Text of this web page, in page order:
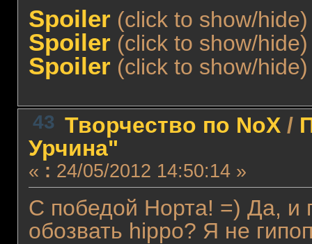
Spoiler (click to show/hide)
Spoiler (click to show/hide)
Spoiler (click to show/hide)
43 Творчество по NoX/
Урчина"
« : 24/05/2012 14:50:14 »
С победой Норта! =) Да, и
обозвать hippo? Я не